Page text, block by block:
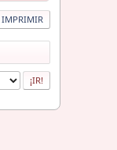
IMPRIMIR